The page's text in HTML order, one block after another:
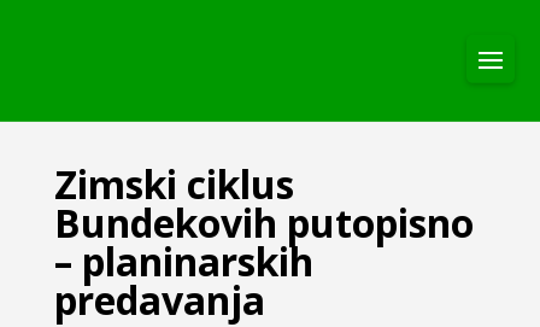
Zimski ciklus
Bundekovih putopisno
– planinarskih
predavanja